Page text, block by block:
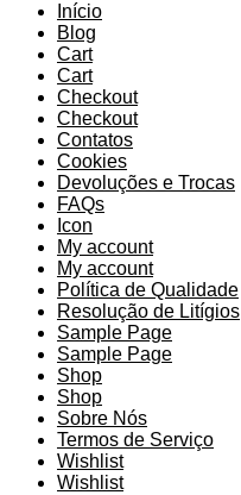
Início
Blog
Cart
Cart
Checkout
Checkout
Contatos
Cookies
Devoluções e Trocas
FAQs
Icon
My account
My account
Política de Qualidade
Resolução de Litígios
Sample Page
Sample Page
Shop
Shop
Sobre Nós
Termos de Serviço
Wishlist
Wishlist